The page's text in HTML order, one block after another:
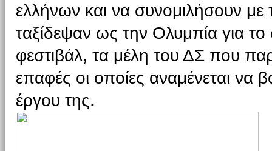
ελλήνων και να συνομιλήσουν
ταξίδεψαν ως την Ολυμπία για το
φεστιβάλ, τα μέλη του ΔΣ που
επαφές οι οποίες αναμένεται να
έργου της.